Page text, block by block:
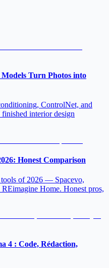
Turn Photos into
ControlNet, and
interior design
Honest Comparison
tools of 2026 — Spacevo,
Home. Honest pros,
4 : Code, Rédaction,